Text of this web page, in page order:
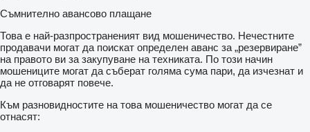
Съмнително авансово плащане
Това е най-разпространеният вид мошеничество. Нечестните
продавачи могат да поискат определен аванс за „резервиране”
на правото ви за закупуване на техниката. По този начин
мошениците могат да съберат голяма сума пари, да изчезнат и
да не отговарят повече.
Към разновидностите на това мошеничество могат да се
отнасят: